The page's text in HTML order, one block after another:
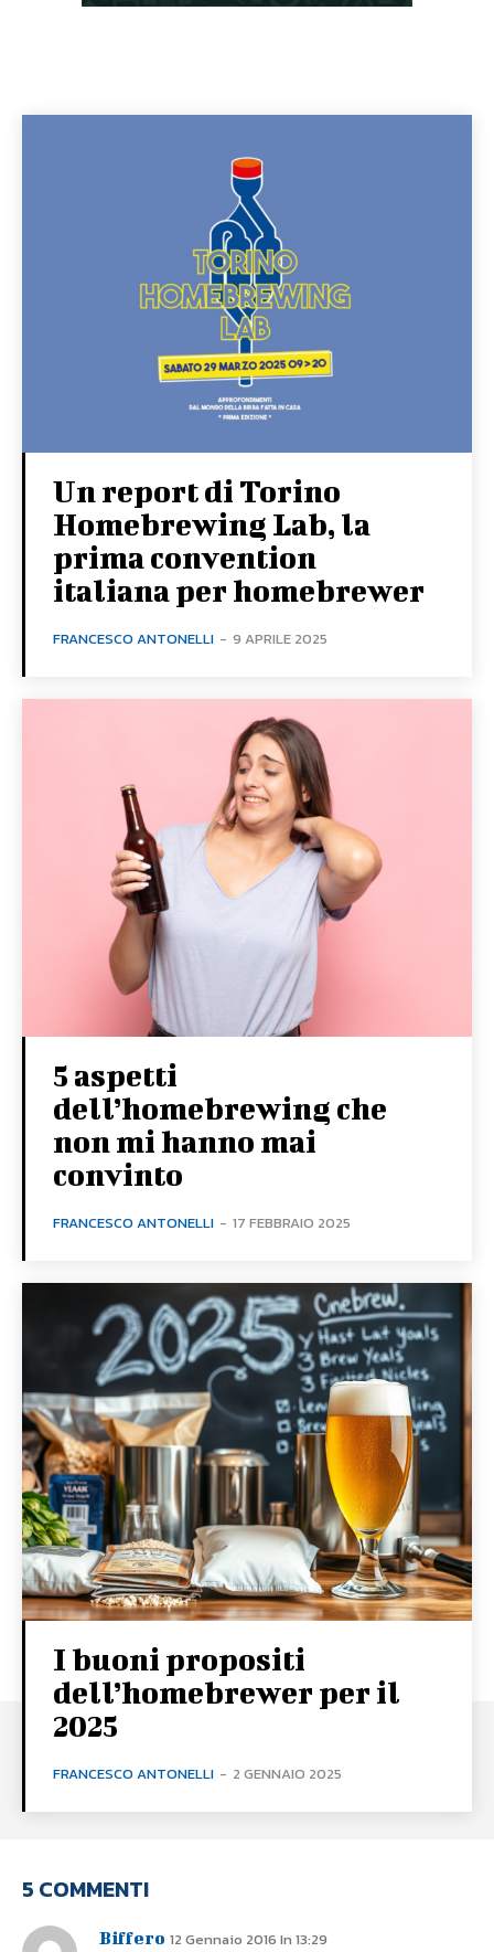
Un report di Torino
Homebrewing Lab, la
prima convention
italiana per homebrewer
FRANCESCO ANTONELLI - 9 APRILE 2025
5 aspetti
dell’homebrewing che
non mi hanno mai
convinto
FRANCESCO ANTONELLI - 17 FEBBRAIO 2025
I buoni propositi
dell’homebrewer per il
2025
FRANCESCO ANTONELLI - 2 GENNAIO 2025
5 COMMENTI
Biffero 12 Gennaio 2016 In 13:29